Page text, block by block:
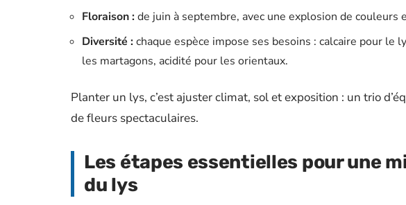
Floraison :de juin à septembre, avec une explosion de couleurs
Diversité :chaque espèce impose ses besoins : calcaire pour le
les martagons, acidité pour les orientaux.
Planter un lys, c’est ajuster climat, sol et exposition : un trio
de fleurs spectaculaires.
Les étapes essentielles pour une
du lys